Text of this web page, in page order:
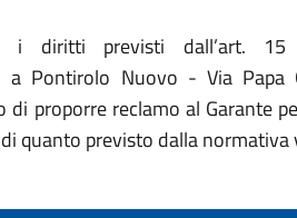
i diritti previsti dall’art.
a Pontirolo Nuovo - Via
proporre reclamo al Garante
quanto previsto dalla normativa